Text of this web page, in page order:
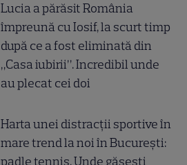
Lucia a părăsit România
împreună cu Iosif, la scurt timp
după ce a fost eliminată din
„Casa iubirii”. Incredibil unde
au plecat cei doi
Harta unei distracții sportive în
mare trend la noi în București:
padle tennis. Unde găsești